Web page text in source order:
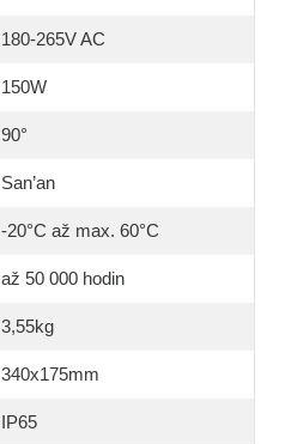
180-265V AC
150W
90°
San’an
-20°C až max. 60°C
až 50 000 hodin
3,55kg
340x175mm
IP65